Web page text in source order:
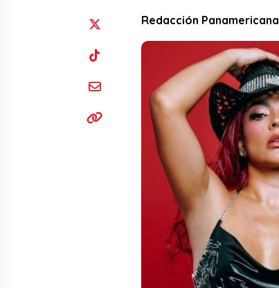
Redacción Panamericana